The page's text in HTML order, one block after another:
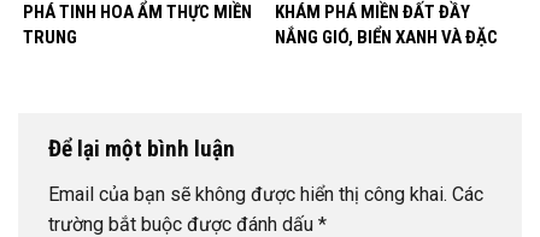
PHÁ TINH HOA ẨM THỰC MIỀN
TRUNG
KHÁM PHÁ MIỀN ĐẤT ĐẦY
NẮNG GIÓ, BIỂN XANH VÀ ĐẶC
Để lại một bình luận
Email của bạn sẽ không được hiển thị công khai. Các
trường bắt buộc được đánh dấu *